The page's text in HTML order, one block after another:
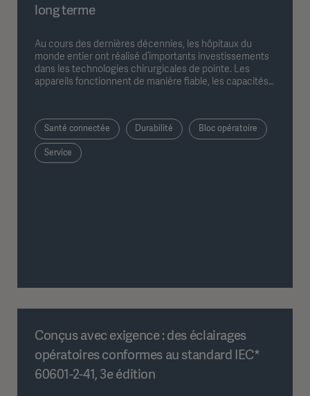
long terme
Au cours des dernières décennies, les hôpitaux du
monde entier ont réalisé d’importants investissements
dans les technologies chirurgicales de pointe. Les
appareils fonctionnent de manière fiable, les capacités
investissements doivent générer de la valeur à long
terme, grâce à un fonctionnement stable, à une
utilisation efficace des ressources et à la capacité de
s’adapter aux besoins futurs.
Santé connectée Durabilité Bloc opératoire
Service
Conçus avec exigence : des éclairages
opératoires conformes au standard IEC*
60601-2-41, 3e édition